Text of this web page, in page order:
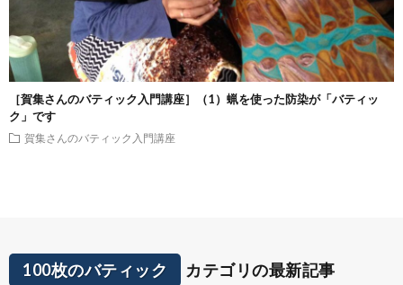
［賀集さんのバティック入門講座］（1）蝋を使った防染が「バティッ
ク」です
賀集さんのバティック入門講座
100枚のバティック カテゴリの最新記事